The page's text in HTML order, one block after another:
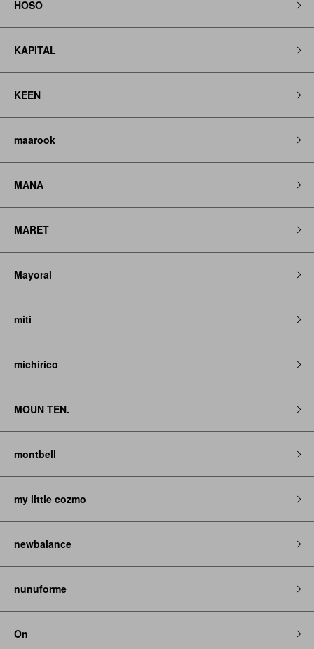
HOSO
KAPITAL
KEEN
maarook
MANA
MARET
Mayoral
miti
michirico
MOUN TEN.
montbell
my little cozmo
newbalance
nunuforme
On